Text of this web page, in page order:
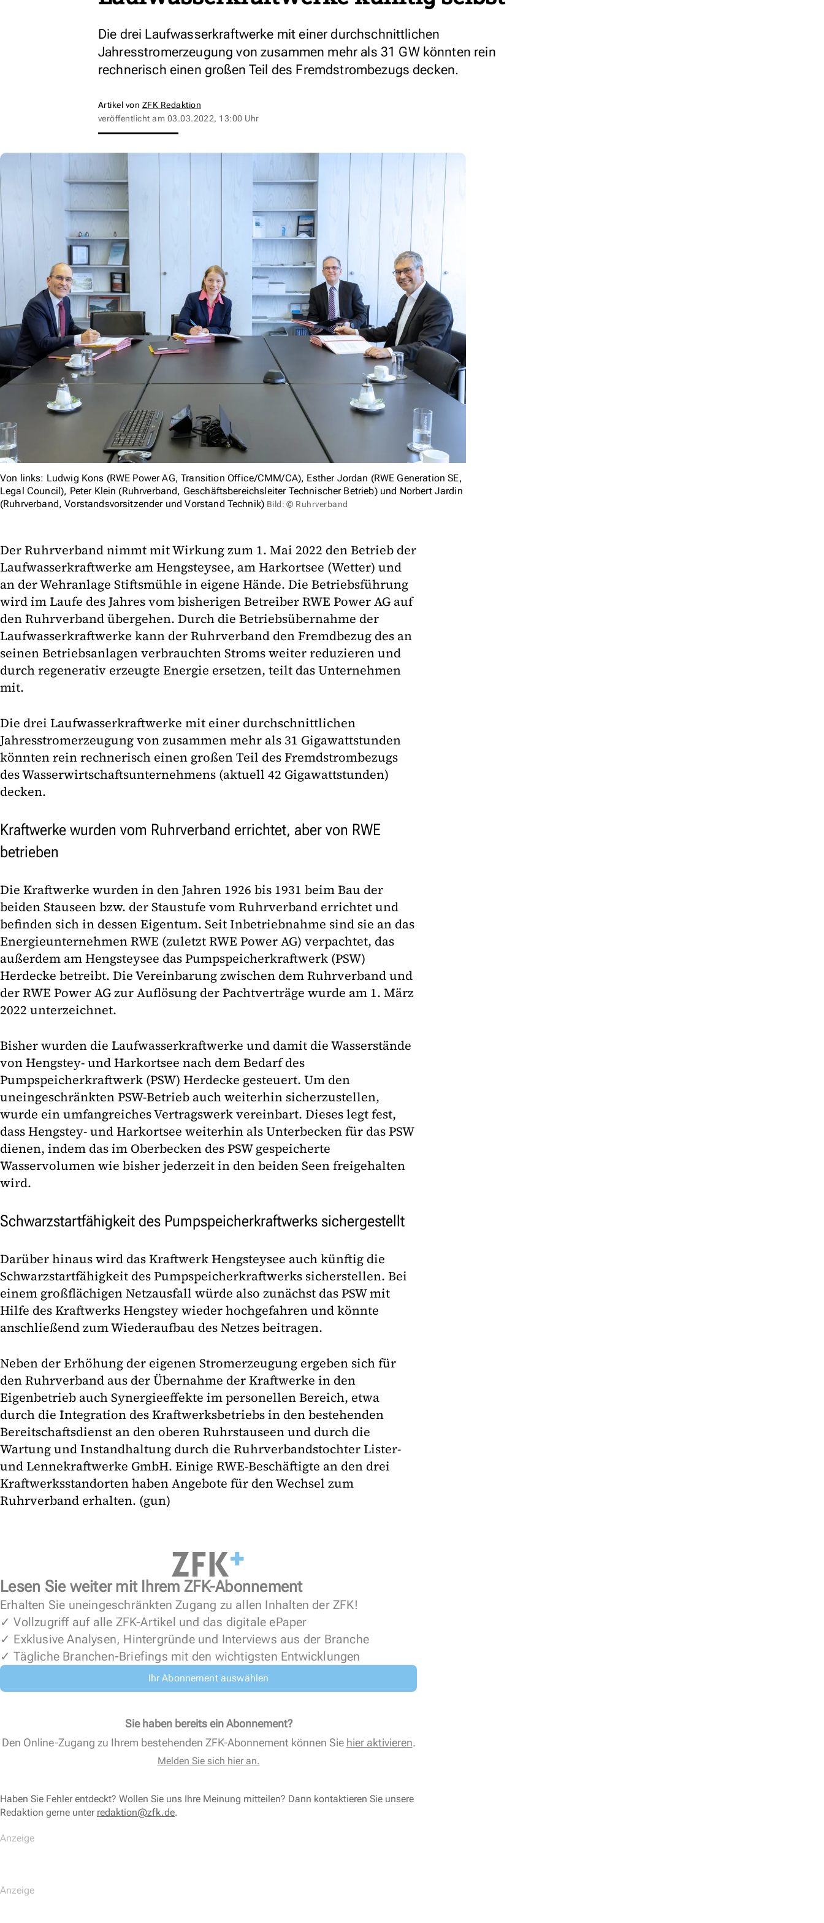
Die drei Laufwasserkraftwerke mit einer durchschnittlichen
Jahresstromerzeugung von zusammen mehr als 31 GW könnten rein
rechnerisch einen großen Teil des Fremdstrombezugs decken.
Artikel von ZFK Redaktion
veröffentlicht am 03.03.2022, 13:00 Uhr
Von links: Ludwig Kons (RWE Power AG, Transition Office/CMM/CA), Esther Jordan (RWE Generation SE,
Legal Council), Peter Klein (Ruhrverband, Geschäftsbereichsleiter Technischer Betrieb) und Norbert Jardin
(Ruhrverband, Vorstandsvorsitzender und Vorstand Technik) Bild: © Ruhrverband
Der Ruhrverband nimmt mit Wirkung zum 1. Mai 2022 den Betrieb der
Laufwasserkraftwerke am Hengsteysee, am Harkortsee (Wetter) und
an der Wehranlage Stiftsmühle in eigene Hände. Die Betriebsführung
wird im Laufe des Jahres vom bisherigen Betreiber RWE Power AG auf
den Ruhrverband übergehen. Durch die Betriebsübernahme der
Laufwasserkraftwerke kann der Ruhrverband den Fremdbezug des an
seinen Betriebsanlagen verbrauchten Stroms weiter reduzieren und
durch regenerativ erzeugte Energie ersetzen, teilt das Unternehmen
mit.
Die drei Laufwasserkraftwerke mit einer durchschnittlichen
Jahresstromerzeugung von zusammen mehr als 31 Gigawattstunden
könnten rein rechnerisch einen großen Teil des Fremdstrombezugs
des Wasserwirtschaftsunternehmens (aktuell 42 Gigawattstunden)
decken.
Kraftwerke wurden vom Ruhrverband errichtet, aber von RWE
betrieben
Die Kraftwerke wurden in den Jahren 1926 bis 1931 beim Bau der
beiden Stauseen bzw. der Staustufe vom Ruhrverband errichtet und
befinden sich in dessen Eigentum. Seit Inbetriebnahme sind sie an das
Energieunternehmen RWE (zuletzt RWE Power AG) verpachtet, das
außerdem am Hengsteysee das Pumpspeicherkraftwerk (PSW)
Herdecke betreibt. Die Vereinbarung zwischen dem Ruhrverband und
der RWE Power AG zur Auflösung der Pachtverträge wurde am 1. März
2022 unterzeichnet.
Bisher wurden die Laufwasserkraftwerke und damit die Wasserstände
von Hengstey- und Harkortsee nach dem Bedarf des
Pumpspeicherkraftwerk (PSW) Herdecke gesteuert. Um den
uneingeschränkten PSW-Betrieb auch weiterhin sicherzustellen,
wurde ein umfangreiches Vertragswerk vereinbart. Dieses legt fest,
dass Hengstey- und Harkortsee weiterhin als Unterbecken für das PSW
dienen, indem das im Oberbecken des PSW gespeicherte
Wasservolumen wie bisher jederzeit in den beiden Seen freigehalten
wird.
Schwarzstartfähigkeit des Pumpspeicherkraftwerks sichergestellt
Darüber hinaus wird das Kraftwerk Hengsteysee auch künftig die
Schwarzstartfähigkeit des Pumpspeicherkraftwerks sicherstellen. Bei
einem großflächigen Netzausfall würde also zunächst das PSW mit
Hilfe des Kraftwerks Hengstey wieder hochgefahren und könnte
anschließend zum Wiederaufbau des Netzes beitragen.
Neben der Erhöhung der eigenen Stromerzeugung ergeben sich für
den Ruhrverband aus der Übernahme der Kraftwerke in den
Eigenbetrieb auch Synergieeffekte im personellen Bereich, etwa
durch die Integration des Kraftwerksbetriebs in den bestehenden
Bereitschaftsdienst an den oberen Ruhrstauseen und durch die
Wartung und Instandhaltung durch die Ruhrverbandstochter Lister-
und Lennekraftwerke GmbH. Einige RWE-Beschäftigte an den drei
Kraftwerksstandorten haben Angebote für den Wechsel zum
Ruhrverband erhalten. (gun)
Lesen Sie weiter mit Ihrem ZFK-Abonnement
Erhalten Sie uneingeschränkten Zugang zu allen Inhalten der ZFK!
✓ Vollzugriff auf alle ZFK-Artikel und das digitale ePaper
✓ Exklusive Analysen, Hintergründe und Interviews aus der Branche
✓ Tägliche Branchen-Briefings mit den wichtigsten Entwicklungen
Ihr Abonnement auswählen
Sie haben bereits ein Abonnement?
Den Online-Zugang zu Ihrem bestehenden ZFK-Abonnement können Sie hier aktivieren.
Melden Sie sich hier an.
Haben Sie Fehler entdeckt? Wollen Sie uns Ihre Meinung mitteilen? Dann kontaktieren Sie unsere
Redaktion gerne unter redaktion@zfk.de.